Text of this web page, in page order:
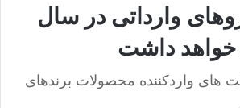
وارداتی در سال
خواهد داشت
های واردکننده محصولات برندهای